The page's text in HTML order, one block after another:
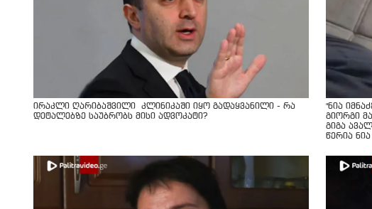
ირაკლი ღარიბაშვილი კლინიკაში იყო გადაყვანილი - რა
დეტალებზე საუბრობს მისი ადვოკატი?
"ნია
გიორგი
გიგა
წერია